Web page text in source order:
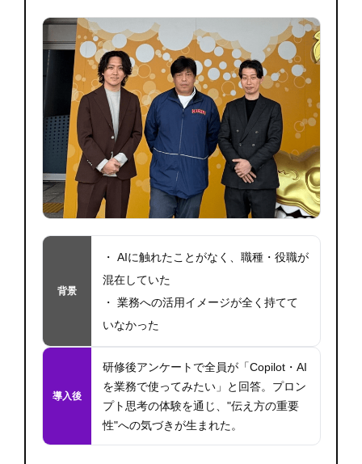
背景
・ AIに触れたことがなく、職種・役職が
混在していた
・ 業務への活用イメージが全く持てて
いなかった
導入後
研修後アンケートで全員が「Copilot・AI
を業務で使ってみたい」と回答。プロン
プト思考の体験を通じ、"伝え方の重要
性"への気づきが生まれた。